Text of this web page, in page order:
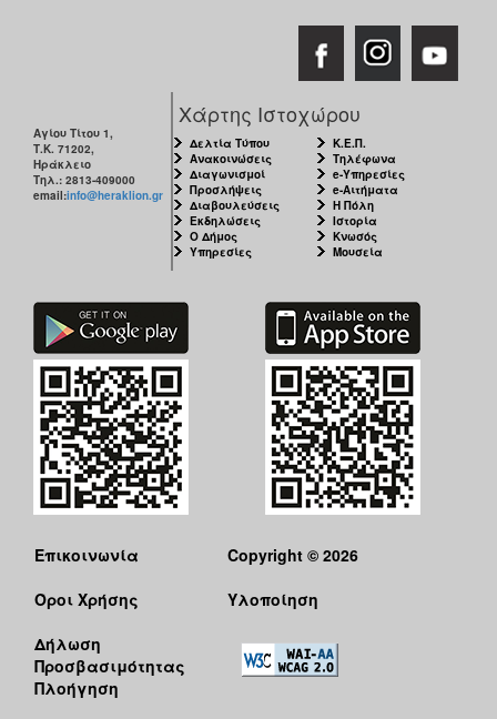
Αγίου Τίτου 1,
Τ.Κ. 71202,
Ηράκλειο
Τηλ.: 2813-409000
email:info@heraklion.gr
Χάρτης Ιστοχώρου
Δελτία Τύπου
Ανακοινώσεις
Διαγωνισμοί
Προσλήψεις
Διαβουλεύσεις
Εκδηλώσεις
Ο Δήμος
Υπηρεσίες
Κ.Ε.Π.
Τηλέφωνα
e-Υπηρεσίες
e-Αιτήματα
Η Πόλη
Ιστορία
Κνωσός
Μουσεία
Επικοινωνία
Όροι Χρήσης
Δήλωση
Προσβασιμότητας
Πλοήγηση
Copyright © 2026
Υλοποίηση